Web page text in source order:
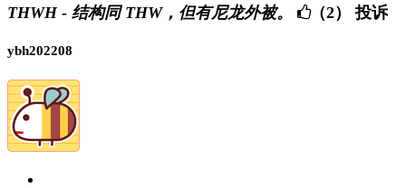
THWH - 结构同 THW，但有尼龙外被。 （2） 投诉
ybh202208